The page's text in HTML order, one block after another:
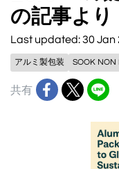
の記事より
Last updated: 30 Jan
アルミ製包装 SOOK NON
共有